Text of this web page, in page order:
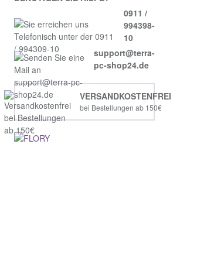
0911 /
994398-
10
support@terra-
pc-shop24.de
VERSANDKOSTENFREI
bei Bestellungen ab 150€